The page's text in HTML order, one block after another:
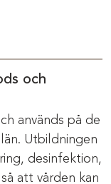
och
används på de
Utbildningen
desinfektion,
att vården kan